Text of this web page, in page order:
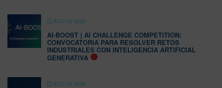
AGO 09 2026
AI-BOOST | AI CHALLENGE COMPETITION:
CONVOCATORIA PARA RESOLVER RETOS
INDUSTRIALES CON INTELIGENCIA ARTIFICIAL
GENERATIVA
AGO 09 2026